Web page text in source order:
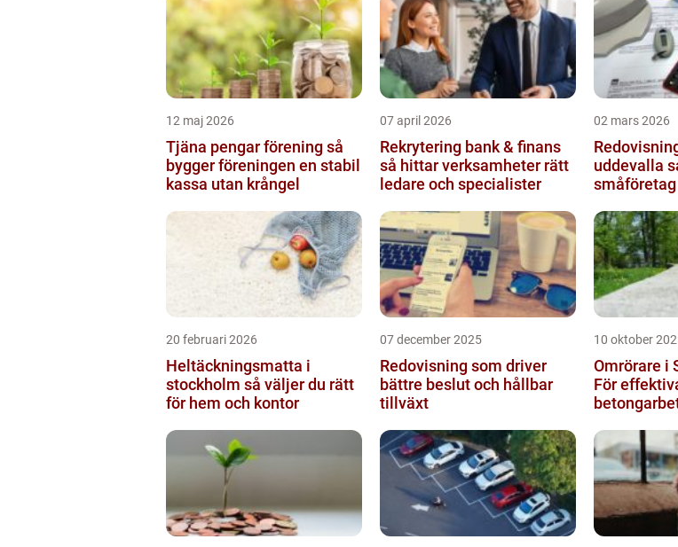
12 maj 2026
Tjäna pengar förening så
bygger föreningen en stabil
kassa utan krångel
07 april 2026
Rekrytering bank & finans
så hittar verksamheter rätt
ledare och specialister
02 mars 2026
uddevalla så hittar
20 februari 2026
Heltäckningsmatta i
stockholm så väljer du rätt
för hem och kontor
07 december 2025
Redovisning som driver
bättre beslut och hållbar
tillväxt
10 oktober
Omrörare i
För